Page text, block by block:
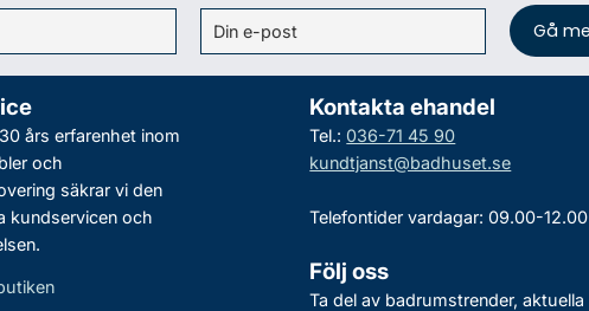
års erfarenhet inom
och
säkrar vi den
kundservicen och
Kontakta ehandel
Tel.: 036-71 45 90
kundtjanst@badhuset.se
Telefontider vardagar: 09.00-12.00
Följ oss
Ta del av badrumstrender, aktuella